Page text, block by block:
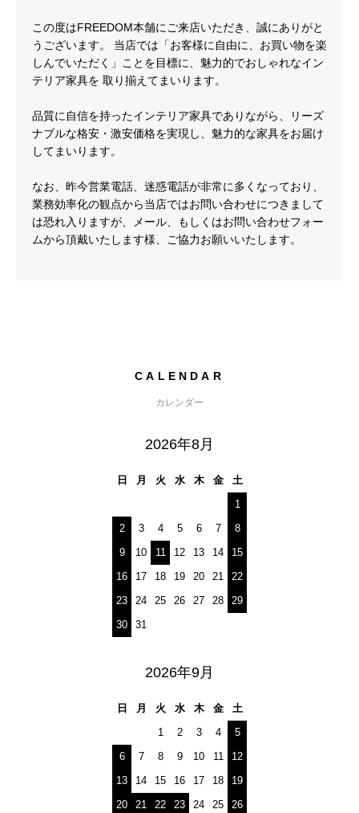
この度はFREEDOM本舗にご来店いただき、誠にありがと
うございます。 当店では「お客様に自由に、お買い物を楽
しんでいただく」ことを目標に、魅力的でおしゃれなイン
テリア家具を 取り揃えてまいります。
品質に自信を持ったインテリア家具でありながら、リーズ
ナブルな格安・激安価格を実現し、魅力的な家具をお届け
してまいります。
なお、昨今営業電話、迷惑電話が非常に多くなっており、
業務効率化の観点から当店ではお問い合わせにつきまして
は恐れ入りますが、メール、もしくはお問い合わせフォー
ムから頂戴いたします様、ご協力お願いいたします。
CALENDAR
カレンダー
2026年8月
日 月 火 水 木 金
土
1
2
3 4 5 6 7
8
9
10 11 12 13 14
15
16
17 18 19 20 21
22
23
24 25 26 27 28
29
30
31
2026年9月
日 月 火 水 木 金
土
1
2 3 4
5
6
7 8 9 10 11
12
13
14 15 16 17 18
19
20
21 22 23 24 25
26